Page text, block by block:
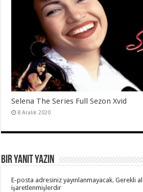
Selena The Series Full Sezon Xvid
8 Aralık 2020
Bir yanıt yazın
E-posta adresiniz yayınlanmayacak. Gerekli
işaretlenmişlerdir